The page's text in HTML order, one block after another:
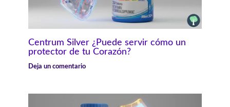
Centrum Silver ¿Puede servir cómo un
protector de tu Corazón?
Deja un comentario